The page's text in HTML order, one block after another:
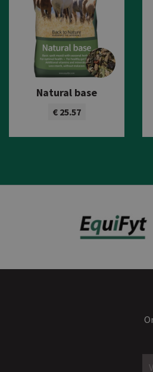
Natural base
€ 25.57